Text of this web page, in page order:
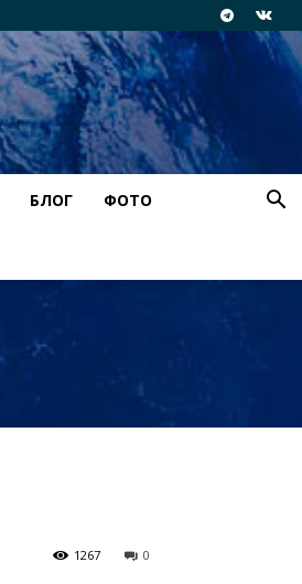
БЛОГ ФОТО
0
1267